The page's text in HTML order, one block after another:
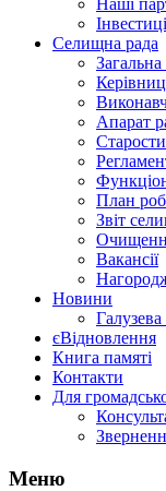
Селищна рада
Апарат
План
Звіт
Вакансії
Новини
єВідновлення
Книга памяті
Контакти
Для
Меню